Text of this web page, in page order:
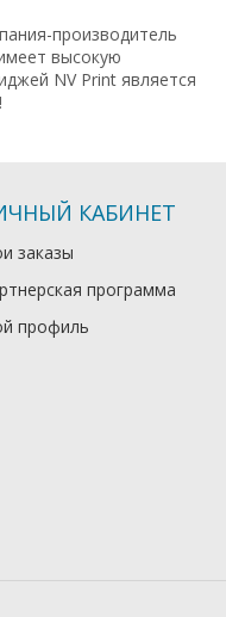
производитель
высокую
NV Print является
КАБИНЕТ
заказы
программа
профиль